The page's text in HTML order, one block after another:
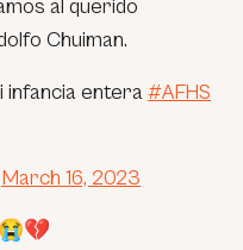
al querido
Chuiman.
entera #AFHS
March 16, 2023
😭💔